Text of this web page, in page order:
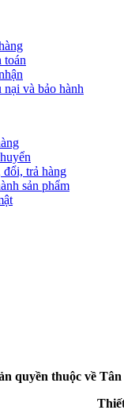
toán
và bảo hành
đổi, trả hàng
sản phẩm
quyền thuộc về